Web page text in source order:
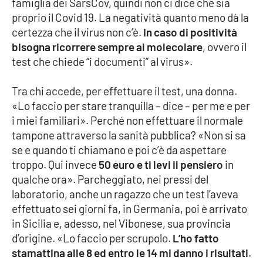
Parchi Marini Calabria
Leggendo Alvaro insieme
Le perfidie di Antonella Grippo
Venti di comunicazione
STREAMING
LaC TV
LaC Network
proprio il Covid 19. La negatività quanto meno dà la
certezza che il virus non c’è. In caso di positività
bisogna ricorrere sempre al molecolare, ovvero il
test che chiede “i documenti” al virus».
Tra chi accede, per effettuare il test, una donna.
«Lo faccio per stare tranquilla – dice – per me e per
i miei familiari». Perché non effettuare il normale
tampone attraverso la sanità pubblica? «Non si sa
se e quando ti chiamano e poi c’è da aspettare
troppo. Qui invece 50 euro e ti levi il pensiero in
qualche ora». Parcheggiato, nei pressi del
laboratorio, anche un ragazzo che un test l’aveva
effettuato sei giorni fa, in Germania, poi è arrivato
in Sicilia e, adesso, nel Vibonese, sua provincia
d’origine. «Lo faccio per scrupolo. L’ho fatto
stamattina alle 8 ed entro le 14 mi danno i risultati.